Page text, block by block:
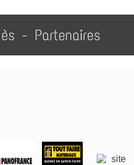
- Partenaires